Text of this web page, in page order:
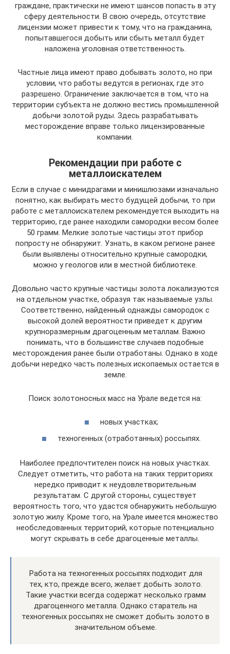
граждане, практически не имеют шансов попасть в эту
сферу деятельности. В свою очередь, отсутствие
лицензии может привести к тому, что на гражданина,
попытавшегося добыть или сбыть металл будет
наложена уголовная ответственность.
Частные лица имеют право добывать золото, но при
условии, что работы ведутся в регионах, где это
разрешено. Ограничение заключается в том, что на
территории субъекта не должно вестись промышленной
добычи золотой руды. Здесь разрабатывать
месторождение вправе только лицензированные
компании.
Рекомендации при работе с
металлоискателем
Если в случае с минидрагами и минишлюзами изначально
понятно, как выбирать место будущей добычи, то при
работе с металлоискателем рекомендуется выходить на
территорию, где ранее находили самородки весом более
50 грамм. Мелкие золотые частицы этот прибор
попросту не обнаружит. Узнать, в каком регионе ранее
были выявлены относительно крупные самородки,
можно у геологов или в местной библиотеке.
Довольно часто крупные частицы золота локализуются
на отдельном участке, образуя так называемые узлы.
Соответственно, найденный однажды самородок с
высокой долей вероятности приведет к другим
крупноразмерным драгоценным металлам. Важно
понимать, что в большинстве случаев подобные
месторождения ранее были отработаны. Однако в ходе
добычи нередко часть полезных ископаемых остается в
земле.
Поиск золотоносных масс на Урале ведется на:
новых участках;
техногенных (отработанных) россыпях.
Наиболее предпочтителен поиск на новых участках.
Следует отметить, что работа на таких территориях
нередко приводит к неудовлетворительным
результатам. С другой стороны, существует
вероятность того, что удастся обнаружить небольшую
золотую жилу. Кроме того, на Урале имеется множество
необследованных территорий, которые потенциально
могут скрывать в себе драгоценные металлы.
Работа на техногенных россыпях подходит для
тех, кто, прежде всего, желает добыть золото.
Такие участки всегда содержат несколько грамм
драгоценного металла. Однако старатель на
техногенных россыпях не сможет добыть золото в
значительном объеме.